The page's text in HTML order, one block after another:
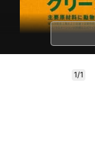
1/1